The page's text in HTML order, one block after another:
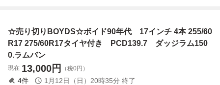
ボレー
デッセイ アルファ
ード等 (STZ41
軽バン、軽自動車
用、テンパータイ
ル 1本 (g016353)
☆売り切りBOYDS☆ボイド90年代 17インチ 4本 255/60
R17 275/60R17タイヤ付き PCD139.7 ダッジラム150
0.ラムバン
現在 13,000円 （税0円）
4件 1月12日（日）20時35分 終了